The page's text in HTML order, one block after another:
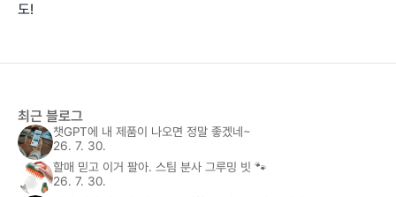
도!
최근 블로그
챗GPT에 내 제품이 나오면 정말 좋겠네~
26. 7. 30.
할매 믿고 이거 팔아. 스팀 분사 그루밍 빗 🐾
26. 7. 30.